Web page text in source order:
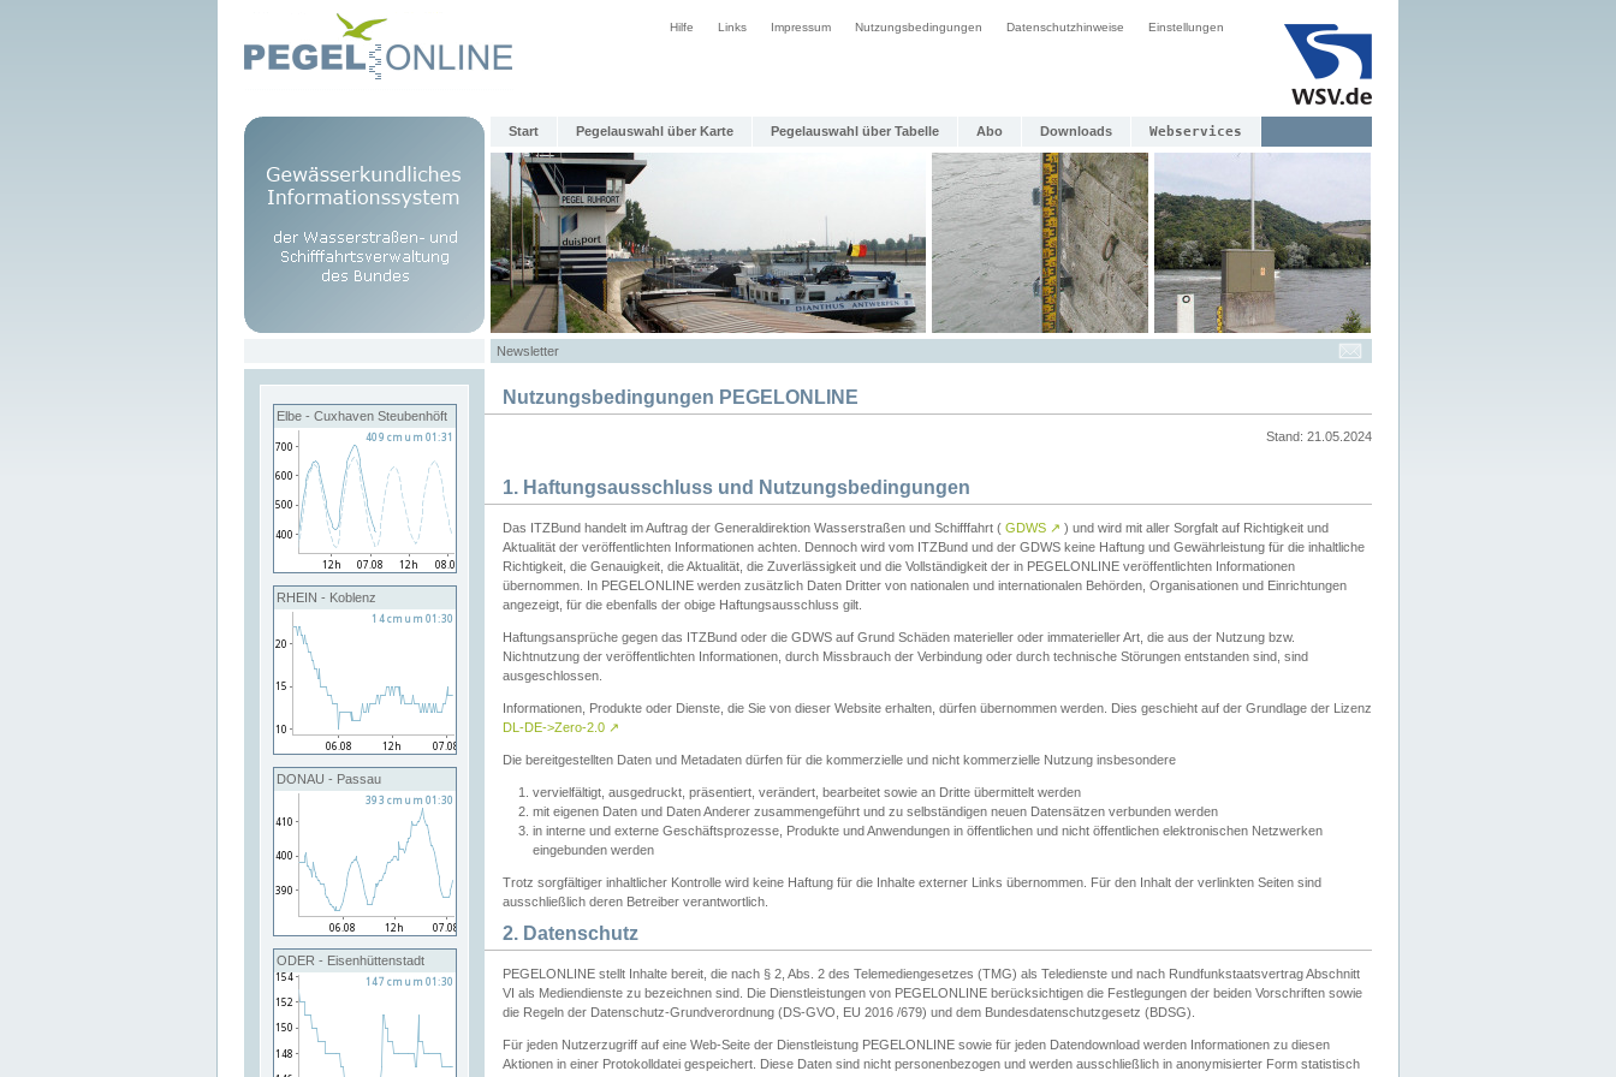
Hilfe Links Impressum Nutzungsbedingungen Datenschutzhinweise Einstellungen
Start Pegelauswahl über Karte Pegelauswahl über Tabelle Abo Downloads Webservices
Newsletter
Elbe - Cuxhaven Steubenhöft
RHEIN - Koblenz
DONAU - Passau
ODER - Eisenhüttenstadt
Nutzungsbedingungen PEGELONLINE
Stand: 21.05.2024
1. Haftungsausschluss und Nutzungsbedingungen
Das ITZBund handelt im Auftrag der Generaldirektion Wasserstraßen und Schifffahrt ( GDWS ↗ ) und wird mit aller Sorgfalt auf Richtigkeit und
Aktualität der veröffentlichten Informationen achten. Dennoch wird vom ITZBund und der GDWS keine Haftung und Gewährleistung für die inhaltliche
Richtigkeit, die Genauigkeit, die Aktualität, die Zuverlässigkeit und die Vollständigkeit der in PEGELONLINE veröffentlichten Informationen
übernommen. In PEGELONLINE werden zusätzlich Daten Dritter von nationalen und internationalen Behörden, Organisationen und Einrichtungen
angezeigt, für die ebenfalls der obige Haftungsausschluss gilt.
Haftungsansprüche gegen das ITZBund oder die GDWS auf Grund Schäden materieller oder immaterieller Art, die aus der Nutzung bzw.
Nichtnutzung der veröffentlichten Informationen, durch Missbrauch der Verbindung oder durch technische Störungen entstanden sind, sind
ausgeschlossen.
Informationen, Produkte oder Dienste, die Sie von dieser Website erhalten, dürfen übernommen werden. Dies geschieht auf der Grundlage der Lizenz
DL-DE->Zero-2.0 ↗
Die bereitgestellten Daten und Metadaten dürfen für die kommerzielle und nicht kommerzielle Nutzung insbesondere
vervielfältigt, ausgedruckt, präsentiert, verändert, bearbeitet sowie an Dritte übermittelt werden
mit eigenen Daten und Daten Anderer zusammengeführt und zu selbständigen neuen Datensätzen verbunden werden
in interne und externe Geschäftsprozesse, Produkte und Anwendungen in öffentlichen und nicht öffentlichen elektronischen Netzwerken
eingebunden werden
Trotz sorgfältiger inhaltlicher Kontrolle wird keine Haftung für die Inhalte externer Links übernommen. Für den Inhalt der verlinkten Seiten sind
ausschließlich deren Betreiber verantwortlich.
2. Datenschutz
PEGELONLINE stellt Inhalte bereit, die nach § 2, Abs. 2 des Telemediengesetzes (TMG) als Teledienste und nach Rundfunkstaatsvertrag Abschnitt
VI als Mediendienste zu bezeichnen sind. Die Dienstleistungen von PEGELONLINE berücksichtigen die Festlegungen der beiden Vorschriften sowie
die Regeln der Datenschutz-Grundverordnung (DS-GVO, EU 2016 /679) und dem Bundesdatenschutzgesetz (BDSG).
Für jeden Nutzerzugriff auf eine Web-Seite der Dienstleistung PEGELONLINE sowie für jeden Datendownload werden Informationen zu diesen
Aktionen in einer Protokolldatei gespeichert. Diese Daten sind nicht personenbezogen und werden ausschließlich in anonymisierter Form statistisch